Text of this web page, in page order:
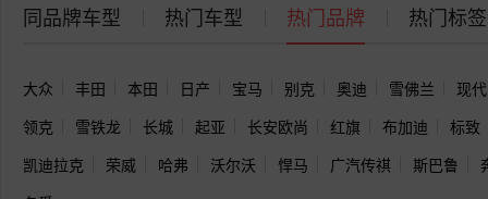
同品牌车型 热门车型 热门品牌 热门标签
大众 丰田 本田 日产 宝马 别克 奥迪 雪佛兰
现代
领克
雪铁龙 长城 起亚 长安欧尚 红旗 布加迪
标致
凯迪拉克
荣威 哈弗 沃尔沃 悍马 广汽传祺 斯巴鲁